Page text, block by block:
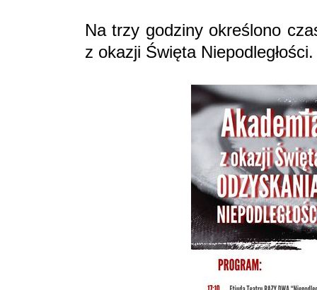
Na trzy godziny określono
z okazji Święta